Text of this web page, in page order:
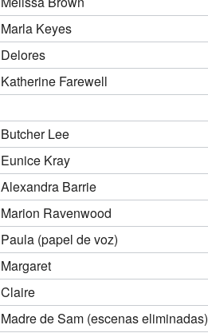
Marla Keyes
Delores
Katherine Farewell
Butcher Lee
Eunice Kray
Alexandra Barrie
Marion Ravenwood
Paula (papel de voz)
Margaret
Claire
Madre de Sam (escenas eliminadas)